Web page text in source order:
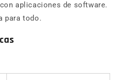
aplicaciones de software.
para todo.